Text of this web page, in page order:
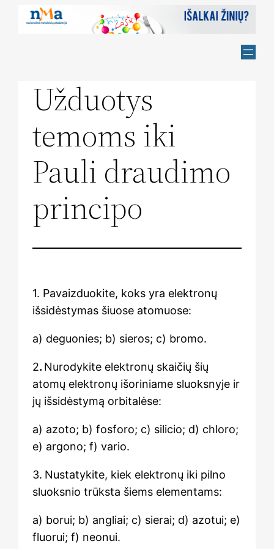
Užduotys
temoms iki
Pauli draudimo
principo
1. Pavaizduokite, koks yra elektronų
išsidėstymas šiuose atomuose:
a) deguonies; b) sieros; c) bromo.
2. Nurodykite elektronų skaičių šių
atomų elektronų išoriniame sluoksnyje ir
jų išsidėstymą orbitalėse:
a) azoto; b) fosforo; c) silicio; d) chloro;
e) argono; f) vario.
3. Nustatykite, kiek elektronų iki pilno
sluoksnio trūksta šiems elementams:
a) borui; b) angliai; c) sierai; d) azotui; e)
fluorui; f) neonui.